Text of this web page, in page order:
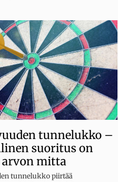
tunnelukko –
suoritus on
arvon mitta
tunnelukko piirtää